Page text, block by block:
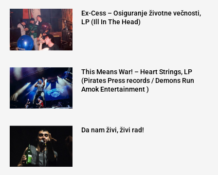
Ex-Cess – Osiguranje životne večnosti,
LP (Ill In The Head)
This Means War! – Heart Strings, LP
(Pirates Press records / Demons Run
Amok Entertainment ‎)
Da nam živi, živi rad!